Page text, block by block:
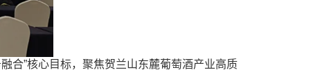
”核心目标，聚焦贺兰山东麓葡萄酒产业高质